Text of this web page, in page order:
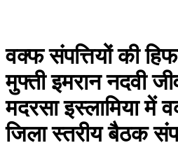
वक्फ संपत्तियों की
मुफ्ती इमरान नदवी
मदरसा इस्लामिया में
जिला स्तरीय बैठक